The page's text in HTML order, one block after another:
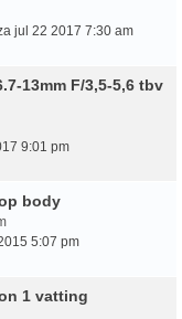
jul 22 2017 7:30 am
13mm F/3,5-5,6 tbv
9:01 pm
body
5:07 pm
1 vatting